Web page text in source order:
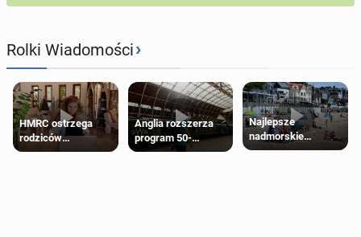
Rolki Wiadomości›
HMRC ostrzega
rodziców
pobierających Child
Anglia rozszerza
program 50-
procentowych
Najlepsze
nadmorskie
miasteczko blisko